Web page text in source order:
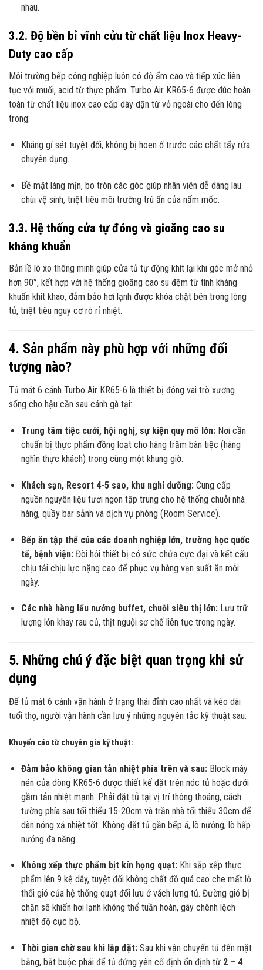
nhau.
3.2. Độ bền bỉ vĩnh cửu từ chất liệu Inox Heavy-
Duty cao cấp
Môi trường bếp công nghiệp luôn có độ ẩm cao và tiếp xúc liên
tục với muối, acid từ thực phẩm. Turbo Air KR65-6 được đúc hoàn
toàn từ chất liệu inox cao cấp dày dặn từ vỏ ngoài cho đến lòng
trong:
Kháng gỉ sét tuyệt đối, không bị hoen ố trước các chất tẩy rửa
chuyên dụng.
Bề mặt láng mịn, bo tròn các góc giúp nhân viên dễ dàng lau
chùi vệ sinh, triệt tiêu môi trường trú ẩn của nấm mốc.
3.3. Hệ thống cửa tự đóng và gioăng cao su
kháng khuẩn
Bản lề lò xo thông minh giúp cửa tủ tự động khít lại khi góc mở nhỏ
hơn 90°, kết hợp với hệ thống gioăng cao su đệm từ tính kháng
khuẩn khít khao, đảm bảo hơi lạnh được khóa chặt bên trong lòng
tủ, triệt tiêu nguy cơ rò rỉ nhiệt.
4. Sản phẩm này phù hợp với những đối
tượng nào?
Tủ mát 6 cánh Turbo Air KR65-6 là thiết bị đóng vai trò xương
sống cho hậu cần sau cánh gà tại:
Trung tâm tiệc cưới, hội nghị, sự kiện quy mô lớn:Nơi cần
chuẩn bị thực phẩm đồng loạt cho hàng trăm bàn tiệc (hàng
nghìn thực khách) trong cùng một khung giờ.
Khách sạn, Resort 4-5 sao, khu nghỉ dưỡng:Cung cấp
nguồn nguyên liệu tươi ngon tập trung cho hệ thống chuỗi nhà
hàng, quầy bar sảnh và dịch vụ phòng (Room Service).
Bếp ăn tập thể của các doanh nghiệp lớn, trường học quốc
tế, bệnh viện:Đòi hỏi thiết bị có sức chứa cực đại và kết cấu
chịu tải chịu lực nặng cao để phục vụ hàng vạn suất ăn mỗi
ngày.
Các nhà hàng lẩu nướng buffet, chuỗi siêu thị lớn:Lưu trữ
lượng lớn khay rau củ, thịt nguội sơ chế liên tục trong ngày.
5. Những chú ý đặc biệt quan trọng khi sử
dụng
Để tủ mát 6 cánh vận hành ở trạng thái đỉnh cao nhất và kéo dài
tuổi thọ, người vận hành cần lưu ý những nguyên tắc kỹ thuật sau:
Khuyến cáo từ chuyên gia kỹ thuật:
Đảm bảo không gian tản nhiệt phía trên và sau:Block máy
nén của dòng KR65-6 được thiết kế đặt trên nóc tủ hoặc dưới
gầm tản nhiệt mạnh. Phải đặt tủ tại vị trí thông thoáng, cách
tường phía sau tối thiểu 15-20cm và trần nhà tối thiểu 30cm để
dàn nóng xả nhiệt tốt. Không đặt tủ gần bếp á, lò nướng, lò hấp
nướng đa năng.
Không xếp thực phẩm bịt kín họng quạt:Khi sắp xếp thực
phẩm lên 9 kệ dây, tuyệt đối không chất đồ quá cao che mất lỗ
thổi gió của hệ thống quạt đối lưu ở vách lưng tủ. Đường gió bị
chặn sẽ khiến hơi lạnh không thể tuần hoàn, gây chênh lệch
nhiệt độ cục bộ.
Thời gian chờ sau khi lắp đặt:Sau khi vận chuyển tủ đến mặt
bằng, bắt buộc phải để tủ đứng yên cố định ổn định từ 2 – 4